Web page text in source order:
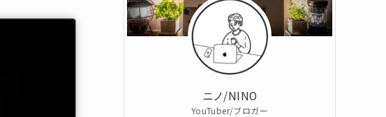
ニノ/NINO
YouTuber/ブロガー